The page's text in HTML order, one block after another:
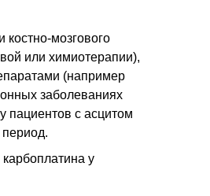
костно-мозгового
или химиотерапии),
(например
заболеваниях
пациентов с асцитом
у